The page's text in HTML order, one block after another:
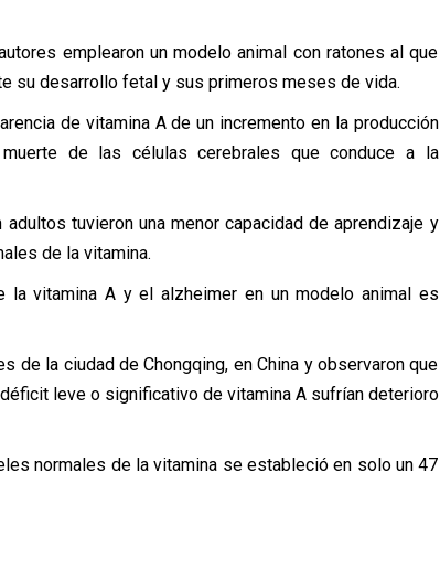
emplearon un modelo animal con ratones al que
su desarrollo fetal y sus primeros meses de vida.
de vitamina A de un incremento en la producción
de las células cerebrales que conduce a la
tuvieron una menor capacidad de aprendizaje y
de la vitamina.
vitamina A y el alzheimer en un modelo animal es
de la ciudad de Chongqing, en China y observaron que
leve o significativo de vitamina A sufrían deterioro
normales de la vitamina se estableció en solo un 47